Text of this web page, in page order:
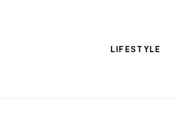
LIFESTYLE
Vacation Dreams